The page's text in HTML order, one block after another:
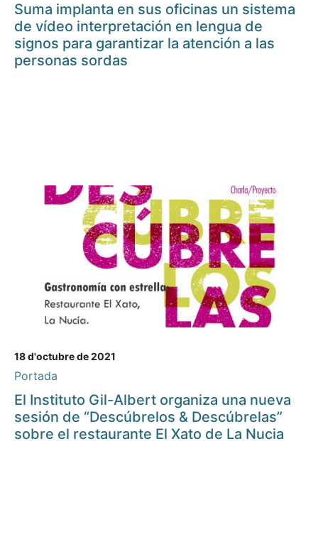
Suma implanta en sus oficinas un sistema
de vídeo interpretación en lengua de
signos para garantizar la atención a las
personas sordas
18 d'octubre de 2021
Portada
El Instituto Gil-Albert organiza una nueva
sesión de “Descúbrelos & Descúbrelas”
sobre el restaurante El Xato de La Nucia